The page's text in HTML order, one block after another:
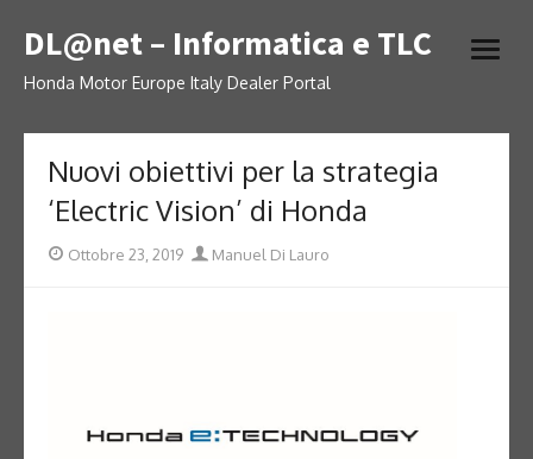
to
content
DL@net – Informatica e TLC
Honda Motor Europe Italy Dealer Portal
open
Nuovi obiettivi per la strategia
‘Electric Vision’ di Honda
Posted
Ottobre 23, 2019 Author
Manuel Di Lauro